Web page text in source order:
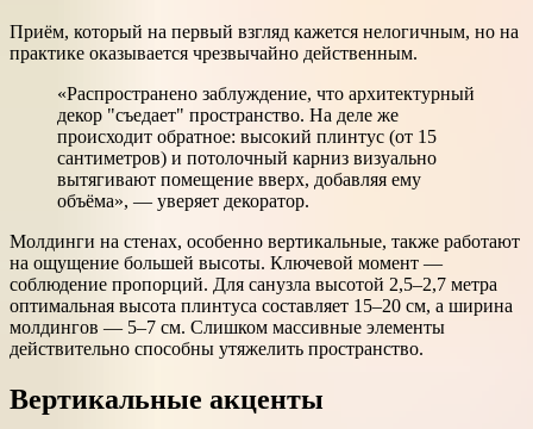
Приём, который на первый взгляд кажется нелогичным, но на
практике оказывается чрезвычайно действенным.
«Распространено заблуждение, что архитектурный
декор "съедает" пространство. На деле же
происходит обратное: высокий плинтус (от 15
сантиметров) и потолочный карниз визуально
вытягивают помещение вверх, добавляя ему
объёма», — уверяет декоратор.
Молдинги на стенах, особенно вертикальные, также работают
на ощущение большей высоты. Ключевой момент —
соблюдение пропорций. Для санузла высотой 2,5–2,7 метра
оптимальная высота плинтуса составляет 15–20 см, а ширина
молдингов — 5–7 см. Слишком массивные элементы
действительно способны утяжелить пространство.
Вертикальные акценты